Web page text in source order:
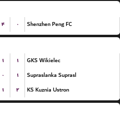
۴ ۰ Shenzhen Peng FC
۱ ۱
GKS Wikielec
۰ ۱
Supraslanka Suprasl
۱ ۲ KS Kuznia Ustron